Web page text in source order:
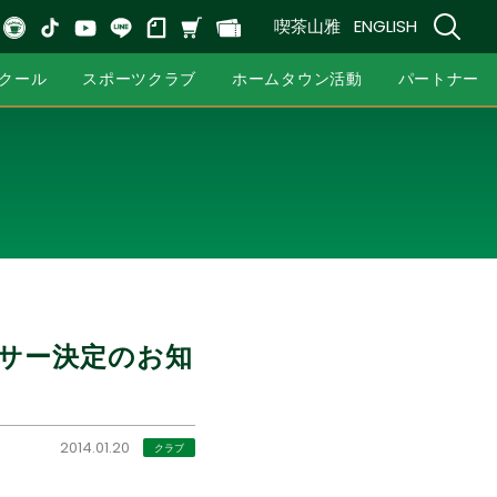
喫茶山雅 ENGLISH
ール スポーツクラブ ホームタウン活動 パートナー
ー決定のお知
2014.01.20 クラブ